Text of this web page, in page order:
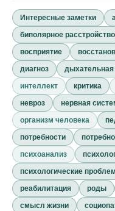
Интересные заметки
биполярное расстройство
восприятие
диагноз
дыхательная
интеллект
критика
невроз
нервная
организм человека
потребности
психоанализ
психологические
реабилитация
роды
смысл жизни